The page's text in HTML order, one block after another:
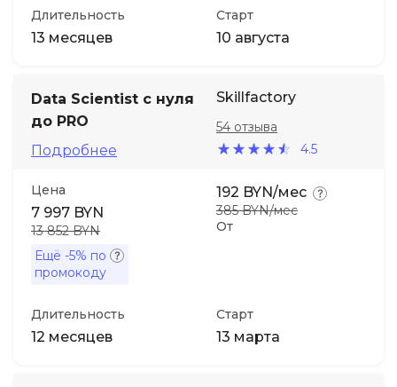
Длительность
13 месяцев
Старт
10 августа
Data Scientist с нуля
до PRO
Подробнее
Skillfactory
4.5
54 отзыва
Цена
7 997 BYN
13 852 BYN
Ещё -5% по
промокоду
От
192 BYN/мес
385 BYN/мес
Длительность
12 месяцев
Старт
13 марта